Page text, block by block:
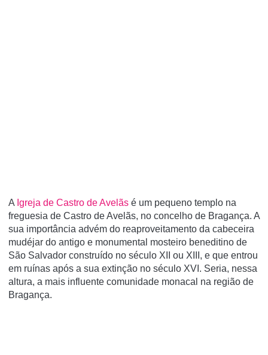
A Igreja de Castro de Avelãs é um pequeno templo na
freguesia de Castro de Avelãs, no concelho de Bragança. A
sua importância advém do reaproveitamento da cabeceira
mudéjar do antigo e monumental mosteiro beneditino de
São Salvador construí­do no século XII ou XIII, e que entrou
em ruí­nas após a sua extinção no século XVI. Seria, nessa
altura, a mais influente comunidade monacal na região de
Bragança.